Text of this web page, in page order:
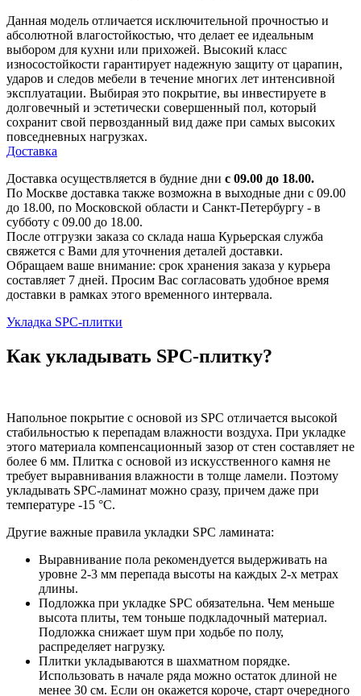
Данная модель отличается исключительной прочностью и
абсолютной влагостойкостью, что делает ее идеальным
выбором для кухни или прихожей. Высокий класс
износостойкости гарантирует надежную защиту от царапин,
ударов и следов мебели в течение многих лет интенсивной
эксплуатации. Выбирая это покрытие, вы инвестируете в
долговечный и эстетически совершенный пол, который
сохранит свой первозданный вид даже при самых высоких
повседневных нагрузках.
Доставка
Доставка осуществляется в будние дни с 09.00 до 18.00.
По Москве доставка также возможна в выходные дни с 09.00
до 18.00, по Московской области и Санкт-Петербургу - в
субботу с 09.00 до 18.00.
После отгрузки заказа со склада наша Курьерская служба
свяжется с Вами для уточнения деталей доставки.
Обращаем ваше внимание: срок хранения заказа у курьера
составляет 7 дней. Просим Вас согласовать удобное время
доставки в рамках этого временного интервала.
Укладка SPC-плитки
Как укладывать SPC-плитку?
Напольное покрытие с основой из SPC отличается высокой
стабильностью к перепадам влажности воздуха. При укладке
этого материала компенсационный зазор от стен составляет не
более 6 мм. Плитка с основой из искусственного камня не
требует выравнивания влажности в толще ламели. Поэтому
укладывать SPC-ламинат можно сразу, причем даже при
температуре -15 °C.
Другие важные правила укладки SPC ламината:
Выравнивание пола рекомендуется выдерживать на
уровне 2-3 мм перепада высоты на каждых 2-х метрах
длины.
Подложка при укладке SPC обязательна. Чем меньше
высота плиты, тем тоньше подкладочный материал.
Подложка снижает шум при ходьбе по полу,
распределяет нагрузку.
Плитки укладываются в шахматном порядке.
Использовать в начале ряда можно остаток длиной не
менее 30 см. Если он окажется короче, старт очередного